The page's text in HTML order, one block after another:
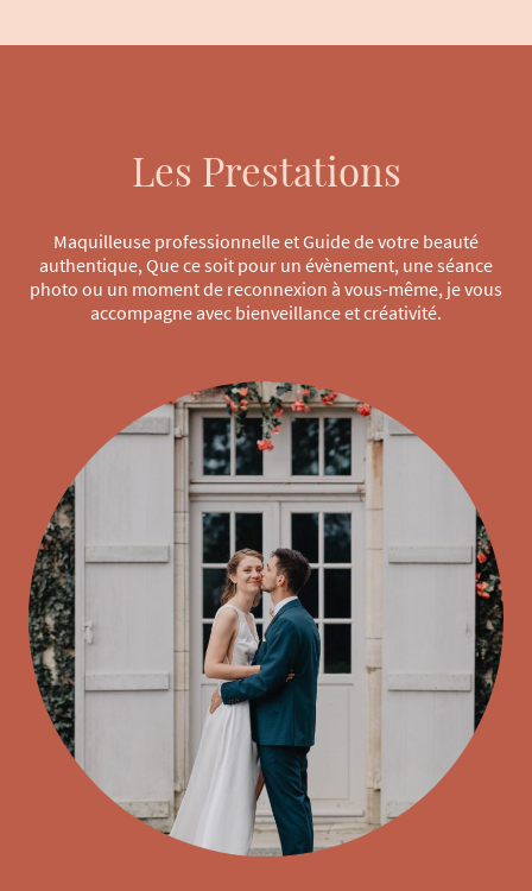
Les Prestations
Maquilleuse professionnelle et Guide de votre beauté
authentique, Que ce soit pour un évènement, une séance
photo ou un moment de reconnexion à vous-même, je vous
accompagne avec bienveillance et créativité.